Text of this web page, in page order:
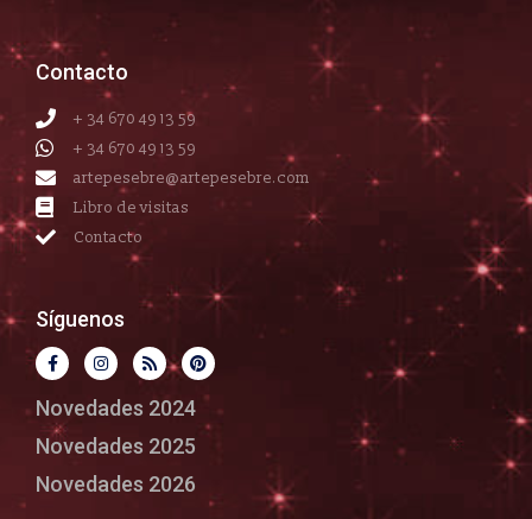
Contacto
+ 34 670 49 13 59
+ 34 670 49 13 59
artepesebre@artepesebre.com
Libro de visitas
Contacto
Síguenos
Novedades 2024
Novedades 2025
Novedades 2026